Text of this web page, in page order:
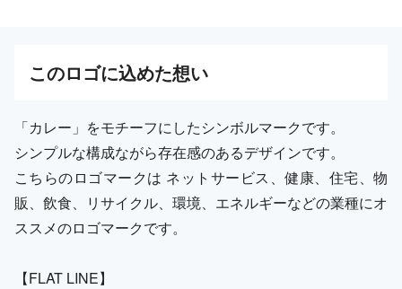
このロゴに込めた想い
「カレー」をモチーフにしたシンボルマークです。
シンプルな構成ながら存在感のあるデザインです。
こちらのロゴマークは ネットサービス、健康、住宅、物
販、飲食、リサイクル、環境、エネルギーなどの業種にオ
ススメのロゴマークです。
【FLAT LINE】